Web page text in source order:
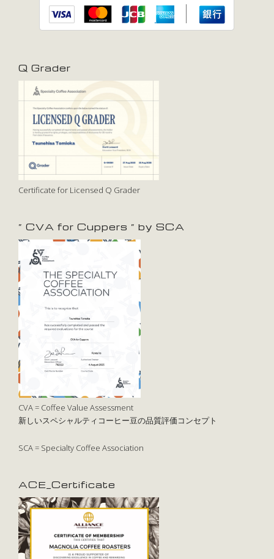
Q Grader
Certificate for Licensed Q Grader
” CVA for Cuppers ” by SCA
CVA = Coffee Value Assessment
新しいスペシャルティコーヒー豆の品質評価コンセプト
SCA = Specialty Coffee Association
ACE_Certificate